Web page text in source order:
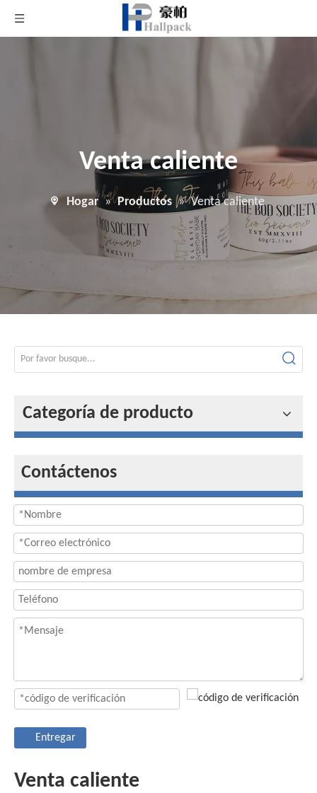
Venta caliente
Hogar » Productos » Venta caliente
Categoría de producto
Contáctenos
Entregar
Venta caliente